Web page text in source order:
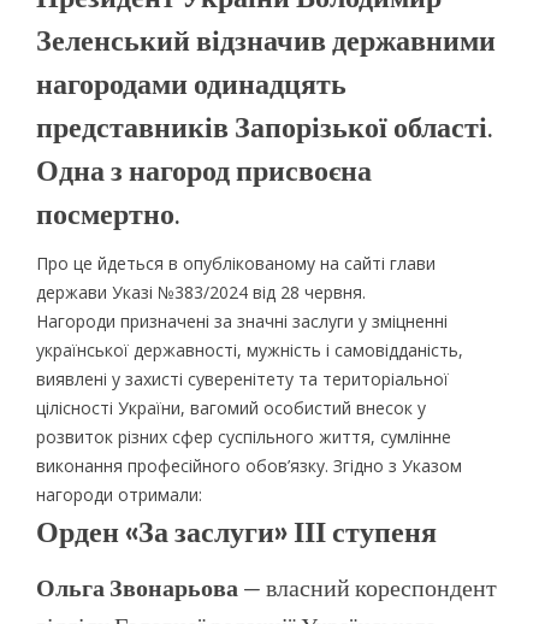
Зеленський відзначив державними
нагородами одинадцять
представників Запорізької області.
Одна з нагород присвоєна
посмертно.
Про це йдеться в опублікованому на сайті глави
держави Указі №383/2024 від 28 червня.
Нагороди призначені за значні заслуги у зміцненні
української державності, мужність і самовідданість,
виявлені у захисті суверенітету та територіальної
цілісності України, вагомий особистий внесок у
розвиток різних сфер суспільного життя, сумлінне
виконання професійного обов’язку. Згідно з Указом
нагороди отримали:
Орден «За заслуги» ІІІ ступеня
Ольга Звонарьова — власний кореспондент